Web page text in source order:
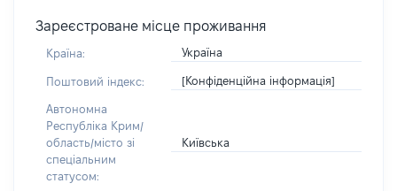
Зареєстроване місце проживання
Країна: Україна
Поштовий індекс: [Конфіденційна інформація]
Автономна
Республіка Крим/
область/місто зі
спеціальним
статусом:
Київська